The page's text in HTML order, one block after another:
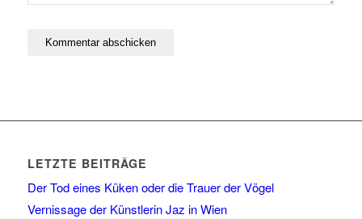
LETZTE BEITRÄGE
Der Tod eines Küken oder die Trauer der Vögel
Vernissage der Künstlerin Jaz in Wien